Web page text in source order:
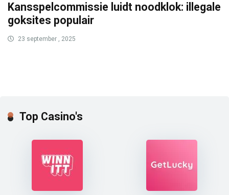
Kansspelcommissie luidt noodklok: illegale
goksites populair
23 september , 2025
Top Casino's